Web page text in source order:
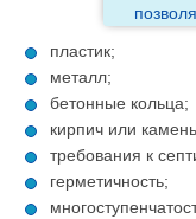
пластик;
металл;
бетонные кольца;
кирпич или камень.
требования к
герметичность;